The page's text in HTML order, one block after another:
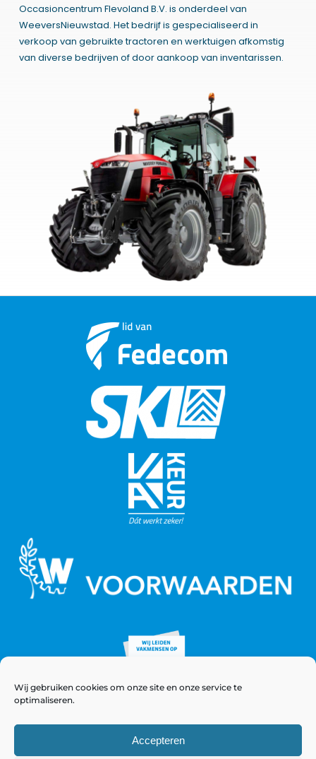
Wij gebruiken cookies om onze site en onze service te
optimaliseren.
Accepteren
Occasioncentrum Flevoland B.V. is onderdeel van
WeeversNieuwstad. Het bedrijf is gespecialiseerd in
verkoop van gebruikte tractoren en werktuigen afkomstig
van diverse bedrijven of door aankoop van inventarissen.